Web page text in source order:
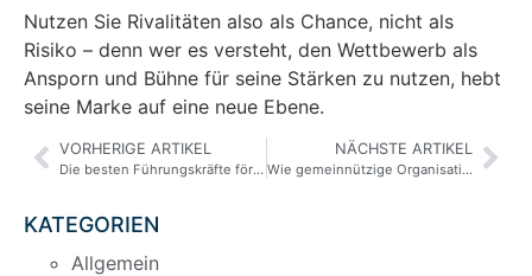
Nutzen Sie Rivalitäten also als Chance, nicht als
Risiko – denn wer es versteht, den Wettbewerb als
Ansporn und Bühne für seine Stärken zu nutzen, hebt
seine Marke auf eine neue Ebene.
VORHERIGE ARTIKEL
Die besten Führungskräfte fördern „räumliches Denken“
NÄCHSTE ARTIKEL
Wie gemeinnützige Organisationen mit Unsicherheit navigieren können
KATEGORIEN
Allgemein